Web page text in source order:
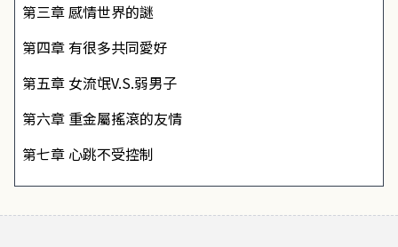
第三章感情世界的謎
第四章 有很多共同愛好
第五章 女流氓V.S.弱男子
第六章 重金屬搖滾的友情
第七章 心跳不受控制